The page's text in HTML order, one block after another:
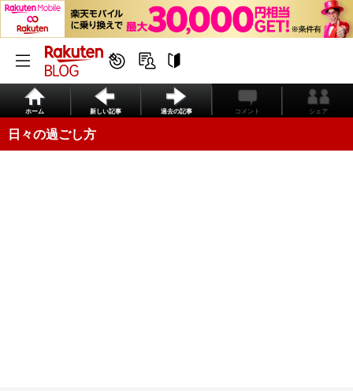
ホーム 新しい記事 過去の記事 コメント シェア
日々の過ごし方